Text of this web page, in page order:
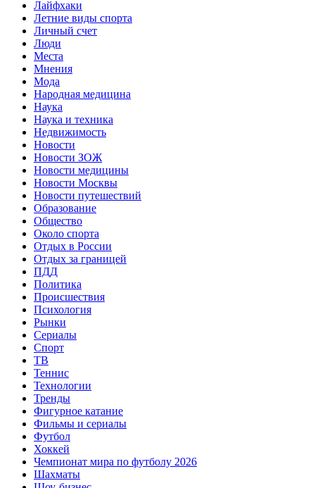
Лайфхаки
Летние виды спорта
Личный счет
Люди
Места
Мнения
Мода
Народная медицина
Наука
Наука и техника
Недвижимость
Новости
Новости ЗОЖ
Новости медицины
Новости Москвы
Новости путешествий
Образование
Общество
Около спорта
Отдых в России
Отдых за границей
ПДД
Политика
Происшествия
Психология
Рынки
Сериалы
Спорт
ТВ
Теннис
Технологии
Тренды
Фигурное катание
Фильмы и сериалы
Футбол
Хоккей
Чемпионат мира по футболу 2026
Шахматы